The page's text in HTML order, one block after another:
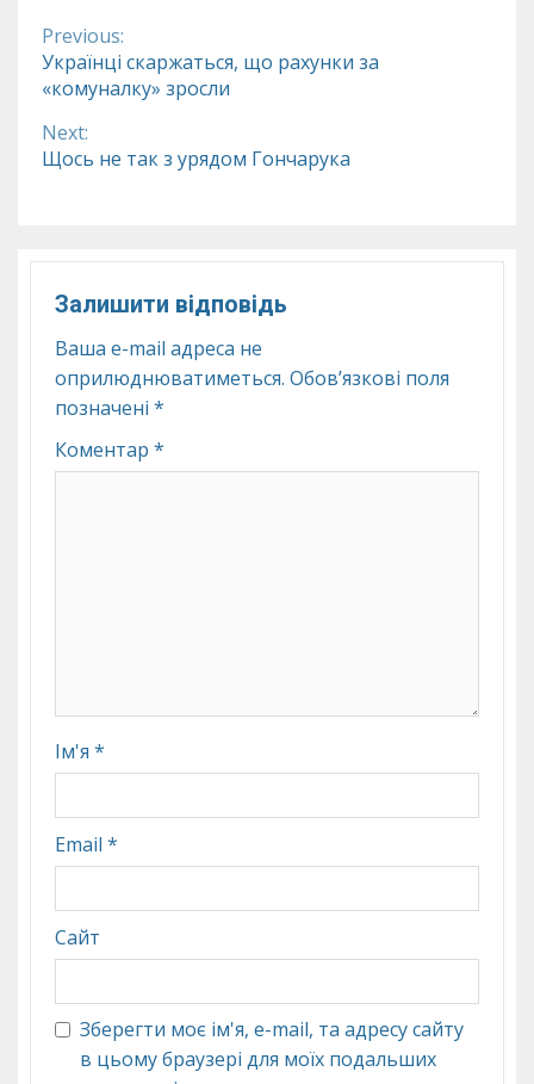
Continue
Reading
Previous:
Українці скаржаться, що рахунки за
«комуналку» зросли
Next:
Щось не так з урядом Гончарука
Залишити відповідь
Ваша e-mail адреса не
оприлюднюватиметься. Обов’язкові поля
позначені *
Коментар *
Ім'я *
Email *
Сайт
Зберегти моє ім'я, e-mail, та адресу сайту
в цьому браузері для моїх подальших